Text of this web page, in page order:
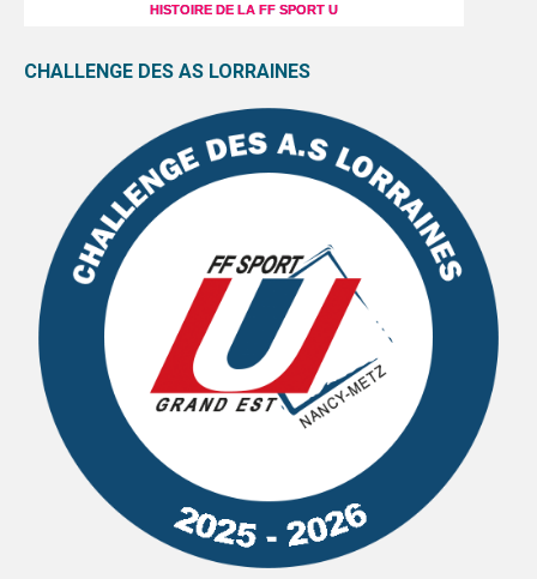
HISTOIRE DE LA FF SPORT U
CHALLENGE DES AS LORRAINES